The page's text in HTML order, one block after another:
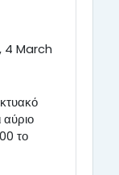
4 March
αύριο
το